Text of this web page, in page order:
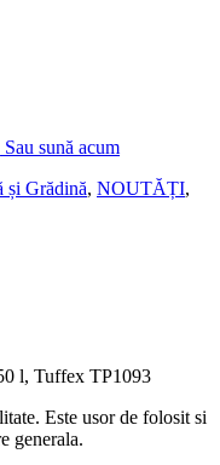
Sau sună acum
și Grădină, NOUTĂȚI,
l, Tuffex TP1093
Este usor de folosit si
generala.